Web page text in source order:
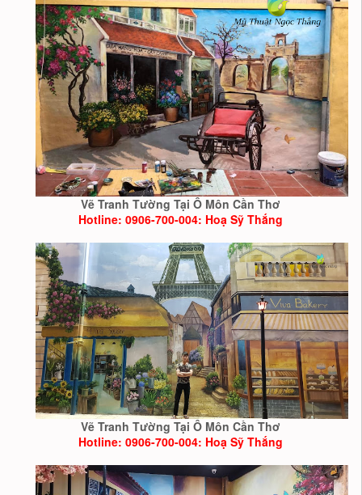
Vẽ Tranh Tường Tại Ô Môn Cần Thơ
Hotline: 0906-700-004: Hoạ Sỹ Thắng
Vẽ Tranh Tường Tại Ô Môn Cần Thơ
Hotline: 0906-700-004: Hoạ Sỹ Thắng